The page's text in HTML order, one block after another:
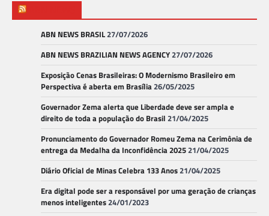
ABN NEWS BRASIL27/07/2026
ABN NEWS BRAZILIAN NEWS AGENCY27/07/2026
Exposição Cenas Brasileiras: O Modernismo Brasileiro em
Perspectiva é aberta em Brasília26/05/2025
Governador Zema alerta que Liberdade deve ser ampla e
direito de toda a população do Brasil 21/04/2025
Pronunciamento do Governador Romeu Zema na Cerimônia de
entrega da Medalha da Inconfidência 202521/04/2025
Diário Oficial de Minas Celebra 133 Anos21/04/2025
Era digital pode ser a responsável por uma geração de crianças
menos inteligentes24/01/2023